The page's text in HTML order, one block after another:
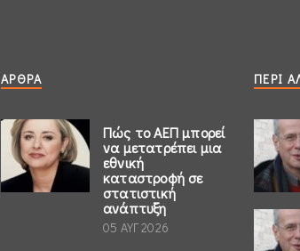
ΆΡΘΡΑ
Πώς το ΑΕΠ μπορεί
να μετατρέπει μια
εθνική
καταστροφή σε
στατιστική
ανάπτυξη
05 ΑΥΓ 2026
ΠΕΡΊ